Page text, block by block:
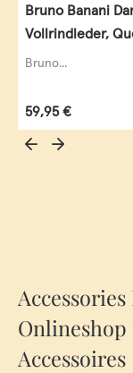
Bruno Banani
Vollrindleder,
Bruno...
Regulärer Preis:
59,95 €
Accessoires